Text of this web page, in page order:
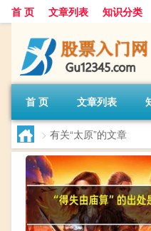
首 页 文章列表 知识分类
首 页 文章列表
> 有关“太原”的文章